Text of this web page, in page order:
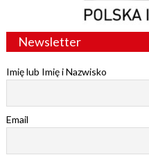
Newsletter
Imię lub Imię i Nazwisko
Email